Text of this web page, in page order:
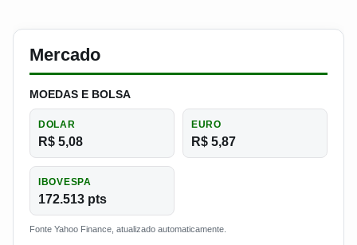
Mercado
MOEDAS E BOLSA
DOLAR
R$ 5,08
EURO
R$ 5,87
IBOVESPA
172.513 pts
Fonte Yahoo Finance, atualizado automaticamente.